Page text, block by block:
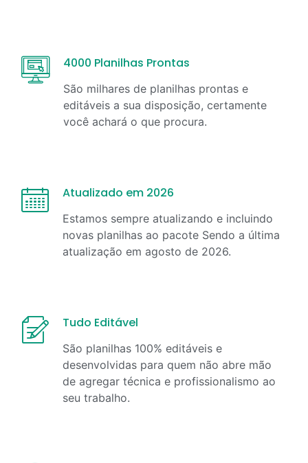
4000 Planilhas Prontas
São milhares de planilhas prontas e
editáveis a sua disposição, certamente
você achará o que procura.
Atualizado em 2026
Estamos sempre atualizando e incluindo
novas planilhas ao pacote Sendo a última
atualização em agosto de 2026.
Tudo Editável
São planilhas 100% editáveis e
desenvolvidas para quem não abre mão
de agregar técnica e profissionalismo ao
seu trabalho.